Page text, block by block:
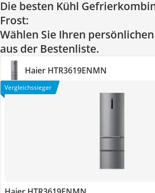
Die besten Kühl
Frost:
Wählen Sie Ihren
aus der Bestenliste.
Haier HTR3619ENMN
Vergleichssieger